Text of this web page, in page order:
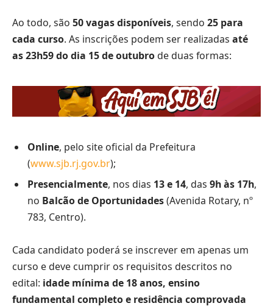
Ao todo, são 50 vagas disponíveis, sendo 25 para
cada curso. As inscrições podem ser realizadas até
as 23h59 do dia 15 de outubrode duas formas:
Online, pelo site oficial da Prefeitura
(www.sjb.rj.gov.br);
Presencialmente, nos dias 13 e 14, das 9h às 17h,
no Balcão de Oportunidades(Avenida Rotary, nº
783, Centro).
Cada candidato poderá se inscrever em apenas um
curso e deve cumprir os requisitos descritos no
edital: idade mínima de 18 anos, ensino
fundamental completo e residência comprovada